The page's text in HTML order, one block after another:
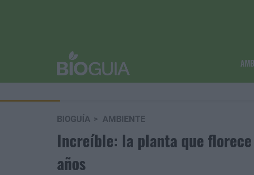
BIOGUÍA AMBIENTE
Increíble: la planta que
años